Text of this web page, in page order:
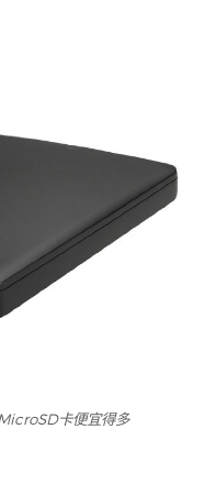
卡便宜得多